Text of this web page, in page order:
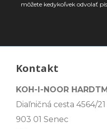
môžete kedykoľvek odvolať
Kontakt
KOH-I-NOOR
Diaľničná cesta 4564/21
903 01 Senec